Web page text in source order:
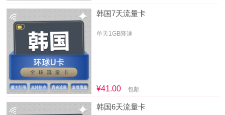
韩国7天流量卡
单天1GB降速
¥41.00 包邮
韩国6天流量卡